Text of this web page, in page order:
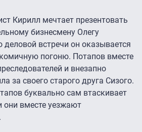
Кирилл мечтает презентовать
бизнесмену Олегу
деловой встречи он оказывается
погоню. Потапов вместе
и внезапно
за своего старого друга Сизого.
буквально сам втаскивает
они вместе уезжают